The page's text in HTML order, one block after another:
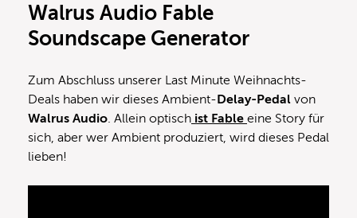
Walrus Audio Fable
Soundscape Generator
Zum Abschluss unserer Last Minute Weihnachts-
Deals haben wir dieses Ambient-Delay-Pedal von
Walrus Audio. Allein optisch ist Fable eine Story für
sich, aber wer Ambient produziert, wird dieses Pedal
lieben!